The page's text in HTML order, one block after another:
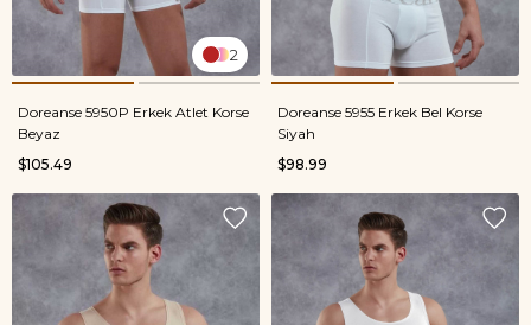
2
Doreanse 5950P Erkek Atlet Korse
Beyaz
$105.49
Doreanse 5955 Erkek Bel Korse
Siyah
$98.99